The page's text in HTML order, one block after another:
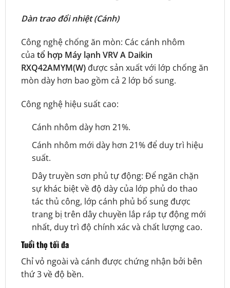
Dàn trao đổi nhiệt (Cánh)
Công nghệ chống ăn mòn: Các cánh nhôm
của tổ hợp Máy lạnh VRV A Daikin
RXQ42AMYM(W) được sản xuất với lớp chống ăn
mòn dày hơn bao gồm cả 2 lớp bổ sung.
Công nghệ hiệu suất cao:
Cánh nhôm dày hơn 21%.
Cánh nhôm mới dày hơn 21% để duy trì hiệu
suất.
Dây truyền sơn phủ tự động: Để ngăn chặn
sự khác biệt về độ dày của lớp phủ do thao
tác thủ công, lớp cánh phủ bổ sung được
trang bị trên dây chuyền lắp ráp tự động mới
nhất, duy trì độ chính xác và chất lượng cao.
Tuổi thọ tối đa
Chỉ vỏ ngoài và cánh được chứng nhận bởi bên
thứ 3 về độ bền.